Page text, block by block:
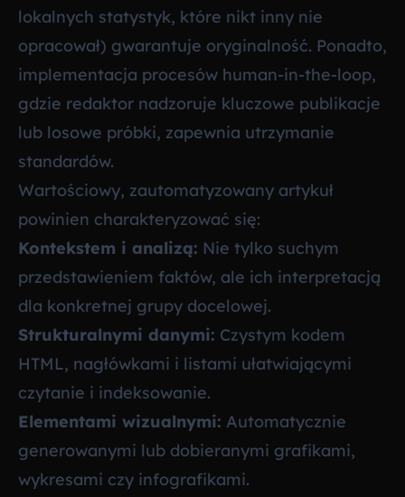
lokalnych statystyk, które nikt inny nie
opracował) gwarantuje oryginalność. Ponadto,
implementacja procesów human-in-the-loop,
gdzie redaktor nadzoruje kluczowe publikacje
lub losowe próbki, zapewnia utrzymanie
standardów.
Wartościowy, zautomatyzowany artykuł
powinien charakteryzować się:
Kontekstem i analizą: Nie tylko suchym
przedstawieniem faktów, ale ich interpretacją
dla konkretnej grupy docelowej.
Strukturalnymi danymi: Czystym kodem
HTML, nagłówkami i listami ułatwiającymi
czytanie i indeksowanie.
Elementami wizualnymi: Automatycznie
generowanymi lub dobieranymi grafikami,
wykresami czy infografikami.